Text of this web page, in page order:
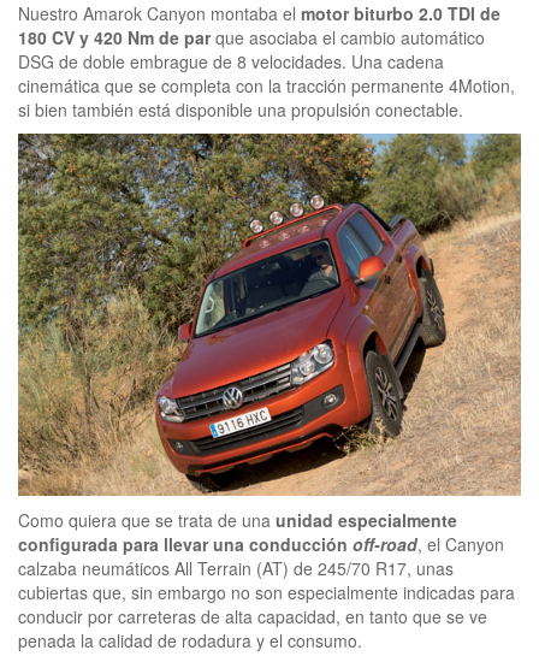
Nuestro Amarok Canyon montaba el motor biturbo 2.0 TDI de
180 CV y 420 Nm de parque asociaba el cambio automático
DSG de doble embrague de 8 velocidades. Una cadena
cinemática que se completa con la tracción permanente 4Motion,
si bien también está disponible una propulsión conectable.
Como quiera que se trata de una unidad especialmente
configurada para llevar una conducción off-road, el Canyon
calzaba neumáticos All Terrain (AT) de 245/70 R17, unas
cubiertas que, sin embargo no son especialmente indicadas para
conducir por carreteras de alta capacidad, en tanto que se ve
penada la calidad de rodadura y el consumo.